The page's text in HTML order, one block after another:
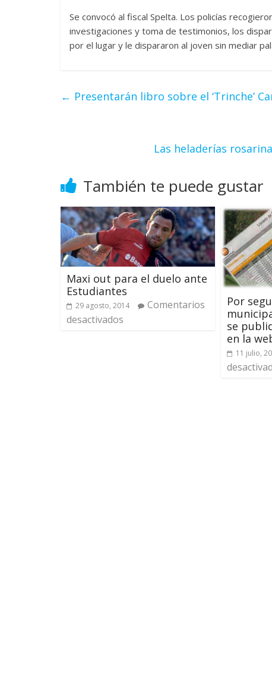
Se convocó al fiscal Spelta. Los policías
investigaciones y toma de testimonios, los
por el lugar y le dispararon al joven sin mediar
← Presentarán libro sobre el ‘Trinche’
Las heladerías
También te puede gustar
Maxi out para el duelo ante
Estudiantes
29 agosto, 2014
Comentarios
desactivados
Por
se
en la
11 julio,